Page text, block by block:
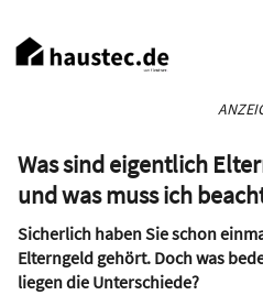
zum
Inhalt
Was sind eigentlich
und was muss ich
Sicherlich haben Sie schon
Elterngeld gehört. Doch was
liegen die Unterschiede?